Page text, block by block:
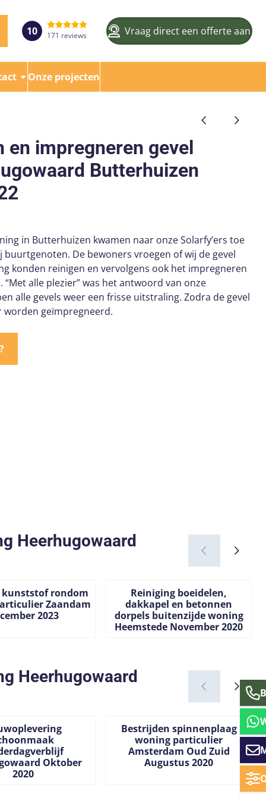
10 171 reviews Vraag direct een offerte aan
Onze projecten
en impregneren gevel
Butterhuizen
in Butterhuizen kwamen naar onze Solarfy’ers toe
De bewoners vroegen of wij de gevel
konden reinigen en vervolgens ook het impregneren
alle plezier” was het antwoord van onze
alle gevels weer een frisse uitstraling. Zodra de gevel
worden geïmpregneerd.
Heerhugowaard
kunststof rondom
Zaandam
2023
Reiniging boeidelen,
dakkapel en betonnen
dorpels buitenzijde woning
Heemstede November 2020
Heerhugowaard
Oktober
2020
Bestrijden spinnenplaag
woning particulier
Amsterdam Oud Zuid
Augustus 2020